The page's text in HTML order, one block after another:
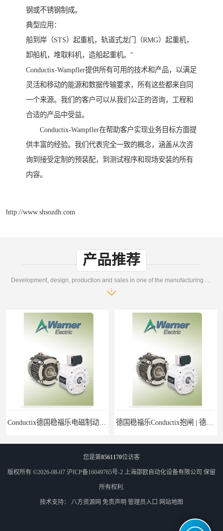
钢或不锈钢制成。
典型应用：
船到岸（STS）起重机，轨道式龙门（RMG）起重机，
卸船机，堆取料机，造船起重机。"
Conductix-Wampfler提供所有可用的技术和产品，以满足
灵活和移动的能源和数据传输要求，所有这些都来自同
一个来源。我们的客户可以从我们公正的咨询，工程和
合适的产品中受益。
Conductix-Wampfler在帮助客户实现业务目标方面提
供丰富的经验。我们代表完全一致的概念，涵盖从次咨
询到接受定制的预装配，到测试程序和现场安装的所有
内容。
http://www.shsozdh.com
产品推荐
您是第8561170位访客
版权所有 ©2026-08-07 沪ICP备16049765号-2 上海邵欧自动化设备有限公司 保留
所有权利.
技术支持： 八方资源网 免责声明 管理员入口 网站地图